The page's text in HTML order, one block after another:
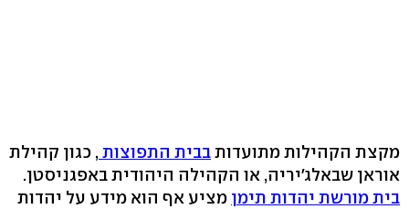
מקצת הקהילות מתועדותבבית התפוצות, כגון קהילת
אוראן שבאלג'יריה, או הקהילה היהודית באפגניסטן.
בית מורשת יהדות תימן מציע אף הוא מידע על יהדות